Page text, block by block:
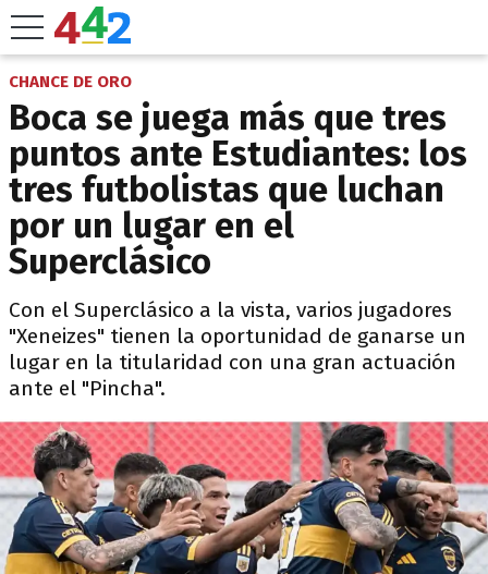
CHANCE DE ORO
Boca se juega más que tres
puntos ante Estudiantes: los
tres futbolistas que luchan
por un lugar en el
Superclásico
Con el Superclásico a la vista, varios jugadores
"Xeneizes" tienen la oportunidad de ganarse un
lugar en la titularidad con una gran actuación
ante el "Pincha".